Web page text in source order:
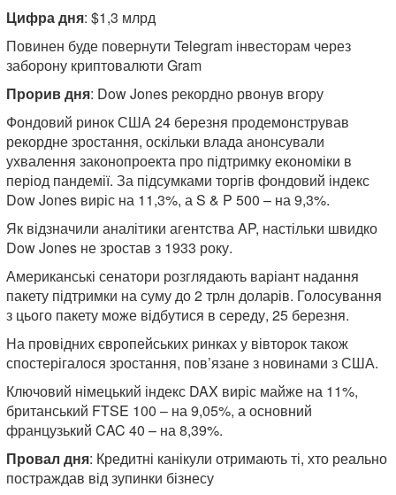
Цифра дня: $1,3 млрд
Повинен буде повернути Telegram інвесторам через
заборону криптовалюти Gram
Прорив дня: Dow Jones рекордно рвонув вгору
Фондовий ринок США 24 березня продемонстрував
рекордне зростання, оскільки влада анонсували
ухвалення законопроекта про підтримку економіки в
період пандемії. За підсумками торгів фондовий індекс
Dow Jones виріс на 11,3%, а S & P 500 – на 9,3%.
Як відзначили аналітики агентства AP, настільки швидко
Dow Jones не зростав з 1933 року.
Американські сенатори розглядають варіант надання
пакету підтримки на суму до 2 трлн доларів. Голосування
з цього пакету може відбутися в середу, 25 березня.
На провідних європейських ринках у вівторок також
спостерігалося зростання, пов’язане з новинами з США.
Ключовий німецький індекс DAX виріс майже на 11%,
британський FTSE 100 – на 9,05%, а основний
французький CAC 40 – на 8,39%.
Провал дня: Кредитні канікули отримають ті, хто реально
постраждав від зупинки бізнесу